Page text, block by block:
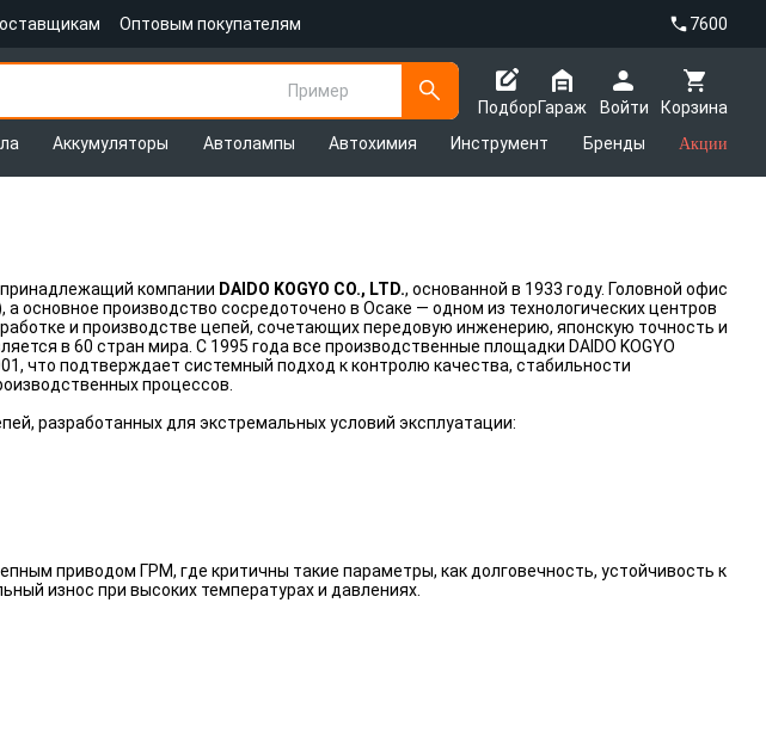
Оптовым покупателям 7600
Пример
Подбор
Корзина
Гараж
Войти
Аккумуляторы Автолампы Автохимия Инструмент Бренды Акции
компании DAIDO KOGYO CO., LTD., основанной в 1933 году. Головной офис
основное производство сосредоточено в Осаке — одном из технологических центров
и производстве цепей, сочетающих передовую инженерию, японскую точность и
в 60 стран мира. С 1995 года все производственные площадки DAIDO KOGYO
что подтверждает системный подход к контролю качества, стабильности
процессов.
разработанных для экстремальных условий эксплуатации:
приводом ГРМ, где критичны такие параметры, как долговечность, устойчивость к
износ при высоких температурах и давлениях.